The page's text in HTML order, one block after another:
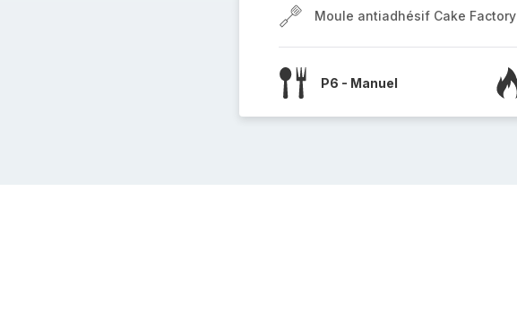
Moule antiadhésif Cake Factory
P6 - Manuel